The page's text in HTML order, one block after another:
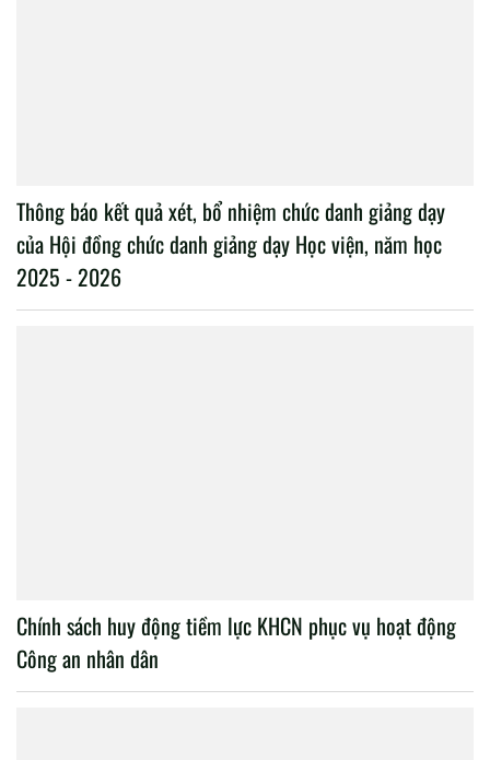
Thông báo kết quả xét, bổ nhiệm chức danh giảng dạy
của Hội đồng chức danh giảng dạy Học viện, năm học
2025 - 2026
Chính sách huy động tiềm lực KHCN phục vụ hoạt động
Công an nhân dân